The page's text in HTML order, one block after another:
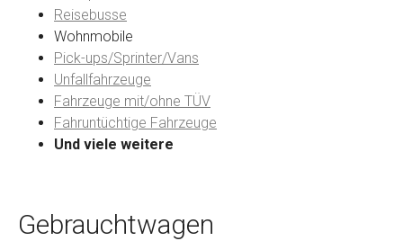
Preisvorstellung
Name*
Email
Reisebusse
Wohnmobile
Pick-ups/Sprinter/Vans
Unfallfahrzeuge
Fahrzeuge mit/ohne TÜV
Fahruntüchtige Fahrzeuge
Und viele weitere
Gebrauchtwagen